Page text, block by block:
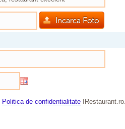
Politica de confidentialitate IRestaurant.ro.